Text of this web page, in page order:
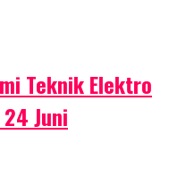
Teknik Elektro
Juni